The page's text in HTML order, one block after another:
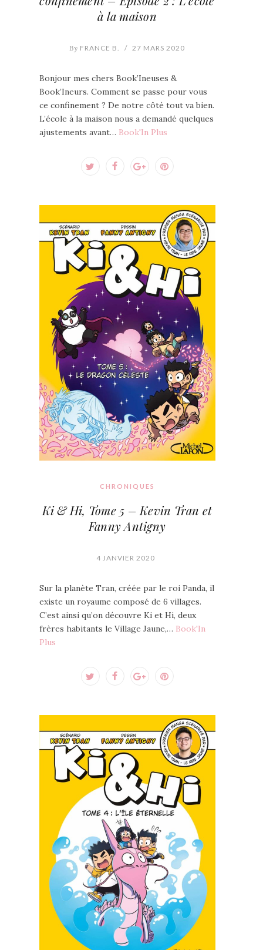
à la maison
By FRANCE B. / 27 MARS 2020
Bonjour mes chers Book’Ineuses &
Book’Ineurs. Comment se passe pour vous
ce confinement ? De notre côté tout va bien.
L’école à la maison nous a demandé quelques
ajustements avant… Book'In Plus
CHRONIQUES
Ki & Hi, Tome 5 – Kevin Tran et
Fanny Antigny
4 JANVIER 2020
Sur la planète Tran, créée par le roi Panda, il
existe un royaume composé de 6 villages.
C’est ainsi qu’on découvre Ki et Hi, deux
frères habitants le Village Jaune,… Book'In
Plus